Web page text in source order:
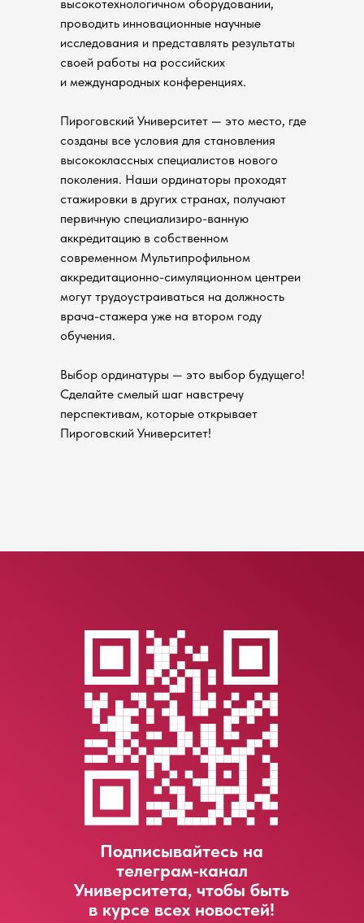
высокотехнологичном оборудовании,
проводить инновационные научные
исследования и представлять результаты
своей работы на российских
и международных конференциях.
Пироговский Университет — это место, где
созданы все условия для становления
высококлассных специалистов нового
поколения. Наши ординаторы проходят
стажировки в других странах, получают
первичную специализиро-ванную
аккредитацию в собственном
современном Мультипрофильном
аккредитационно-симуляционном центреи
могут трудоустраиваться на должность
врача-стажера уже на втором году
обучения.
Выбор ординатуры — это выбор будущего!
Сделайте смелый шаг навстречу
перспективам, которые открывает
Пироговский Университет!
Подписывайтесь на
телеграм-канал
Университета, чтобы быть
в курсе всех новостей!
LET'S GO!